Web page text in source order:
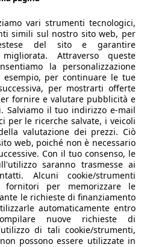
responsabilità per la correttezza
Torna su
mercato auto europeo.
vari strumenti tecnologici,
simili sul nostro sito web, per
del sito e garantire
Attraverso queste
la personalizzazione
per continuare le tue
per mostrarti offerte
fornire e valutare pubblicità e
Salviamo il tuo indirizzo e-mail
per le ricerche salvate, i veicoli
valutazione dei prezzi. Ciò
web, poiché non è necessario
Con il tuo consenso, le
saranno trasmesse ai
Alcuni cookie/strumenti
fornitori per memorizzare le
le richieste di finanziamento
automaticamente entro
nuove richieste di
di tali cookie/strumenti,
possono essere utilizzate in